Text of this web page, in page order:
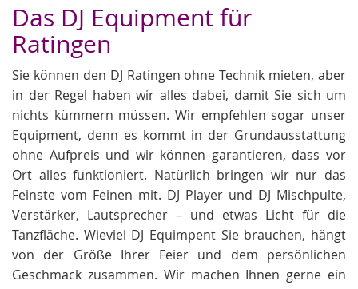
Das DJ Equipment für
Ratingen
Sie können den DJ Ratingen ohne Technik mieten, aber
in der Regel haben wir alles dabei, damit Sie sich um
nichts kümmern müssen. Wir empfehlen sogar unser
Equipment, denn es kommt in der Grundausstattung
ohne Aufpreis und wir können garantieren, dass vor
Ort alles funktioniert. Natürlich bringen wir nur das
Feinste vom Feinen mit. DJ Player und DJ Mischpulte,
Verstärker, Lautsprecher – und etwas Licht für die
Tanzfläche. Wieviel DJ Equimpent Sie brauchen, hängt
von der Größe Ihrer Feier und dem persönlichen
Geschmack zusammen. Wir machen Ihnen gerne ein